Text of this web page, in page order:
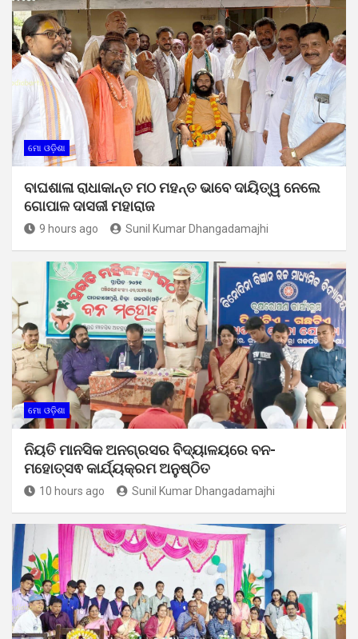
ମୋ ଓଡ଼ିଶା
ବାଘଶାଳା ରାଧାକାନ୍ତ ମଠ ମହନ୍ତ ଭାବେ ଦାୟିତ୍ୱ ନେଲେ
ଗୋପାଳ ଦାସଜୀ ମହାରାଜ
9 hours ago Sunil Kumar Dhangadamajhi
ମୋ ଓଡ଼ିଶା
ନିୟତି ମାନସିକ ଅନଗ୍ରସର ବିଦ୍ୟାଳୟରେ ବନ-
ମହୋତ୍ସଵ କାର୍ଯ୍ୟକ୍ରମ ଅନୁଷ୍ଠିତ
10 hours ago Sunil Kumar Dhangadamajhi